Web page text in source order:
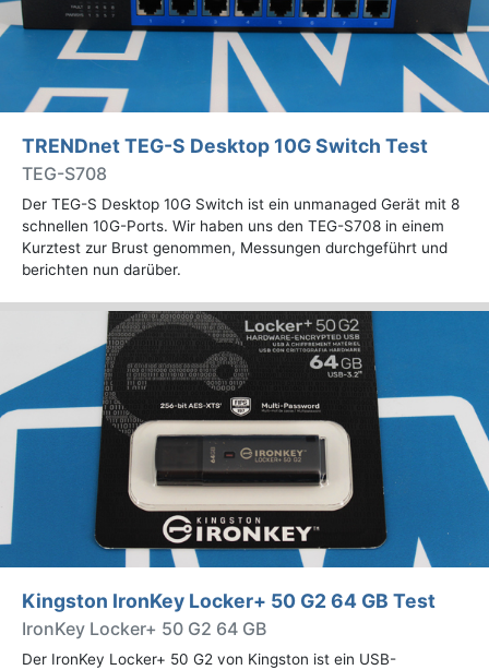
TRENDnet TEG-S Desktop 10G Switch Test
TEG-S708
Der TEG-S Desktop 10G Switch ist ein unmanaged Gerät mit 8
schnellen 10G-Ports. Wir haben uns den TEG-S708 in einem
Kurztest zur Brust genommen, Messungen durchgeführt und
berichten nun darüber.
Kingston IronKey Locker+ 50 G2 64 GB Test
IronKey Locker+ 50 G2 64 GB
Der IronKey Locker+ 50 G2 von Kingston ist ein USB-